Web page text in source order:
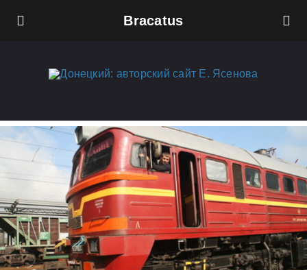
Bracatus